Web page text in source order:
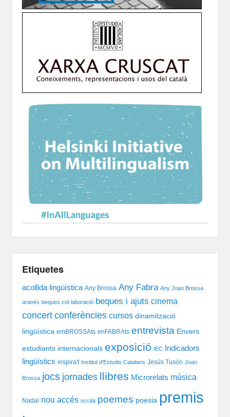
Etiquetes
acollida lingüística Any Brossa Any Fabra Any Joan Brossa
aranès beques col·laboració beques i ajuts cinema
concert conferències cursos dinamització
lingüística emBROSSAts enFABRAts entrevista Envers
estudiants internacionals exposició IEC
Indicadors
lingüístics inspira't Institut d'Estudis Catalans Jesús Tusón Joan
Brossa jocs jornades llibres Microrelats música
Nadal nou accés occità poemes poesia premis